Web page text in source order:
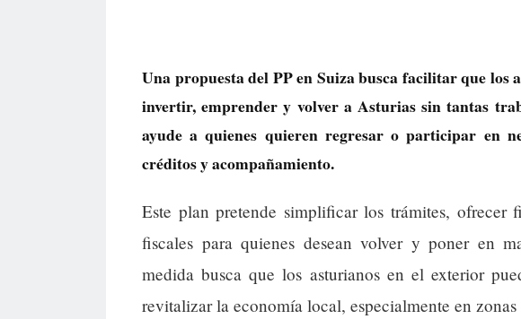
Una propuesta del PP en Suiza busca facilitar que los
invertir, emprender y volver a Asturias sin tantas
ayude a quienes quieren regresar o participar en
créditos y acompañamiento.
Este plan pretende simplificar los trámites, ofrecer
fiscales para quienes desean volver y poner en
medida busca que los asturianos en el exterior
revitalizar la economía local, especialmente en